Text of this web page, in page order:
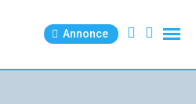
Annonce